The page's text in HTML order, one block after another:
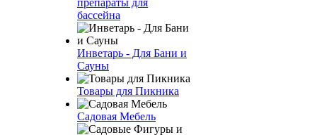
препараты для
бассейна
Инветарь - Для Бани и
Сауны
Товары для Пикника
Садовая Мебель